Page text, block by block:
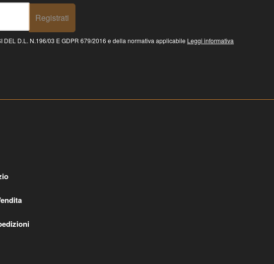
Registrati
DEL D.L. N.196/03 E GDPR 679/2016 e della normativa applicabile Leggi informativa